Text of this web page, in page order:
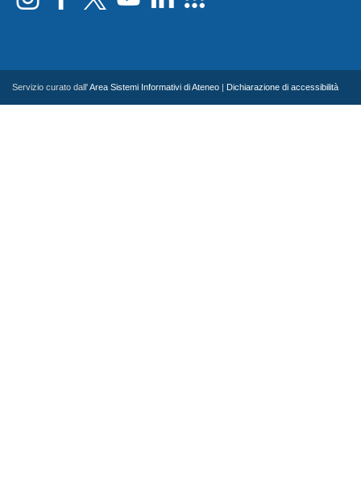
Servizio curato dall'Area Sistemi Informativi di Ateneo Dichiarazione di accessibilità